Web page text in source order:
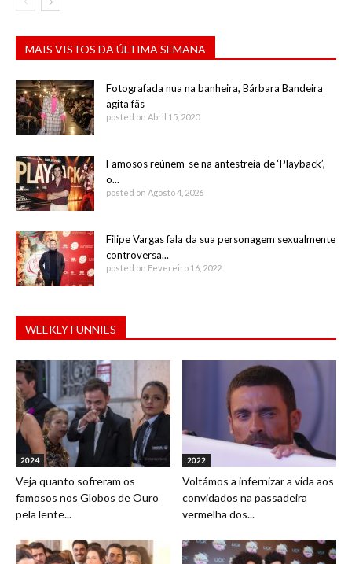
MAIS VISTOS DA ÚLTIMA SEMANA
Fotografada nua na banheira, Bárbara Bandeira
agita fãs
posted on Abril 15, 2020
Famosos reúnem-se na antestreia de ‘Playback’,
o...
posted on Agosto 4, 2026
Filipe Vargas fala da sua personagem sexualmente
controversa...
posted on Fevereiro 16, 2022
WEEKLY FUNNIES
2024
Veja quanto sofreram os
famosos nos Globos de Ouro
pela lente...
2022
Voltámos a infernizar a vida aos
convidados na passadeira
vermelha dos...